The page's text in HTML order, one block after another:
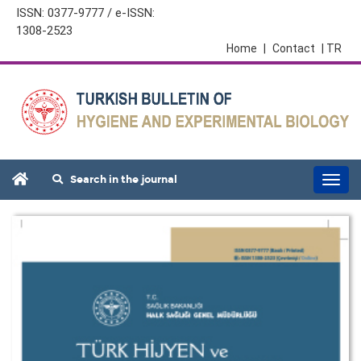
ISSN: 0377-9777 / e-ISSN:
1308-2523
| TR
Contact
Home
Search in the journal